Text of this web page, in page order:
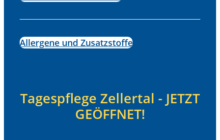
Allergene und Zusatzstoffe
Tagespflege Zellertal - JETZT
GEÖFFNET!